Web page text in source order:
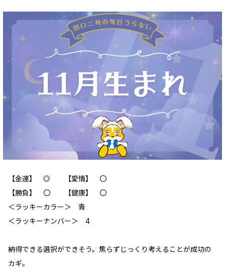
【金運】 ◎ 【愛情】 〇
【勝負】 〇 【健康】 〇
‪＜ラッキーカラー＞ 青
＜ラッキーナンバー＞ 4
納得できる選択ができそう。焦らずじっくり考えることが成功の
カギ。